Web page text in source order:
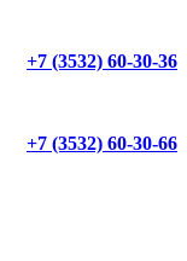
+7 (3532) 60-30-36
+7 (3532) 60-30-66